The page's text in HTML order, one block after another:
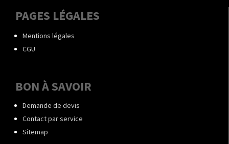
PAGES LÉGALES
Mentions légales
CGU
BON À SAVOIR
Demande de devis
Contact par service
Sitemap